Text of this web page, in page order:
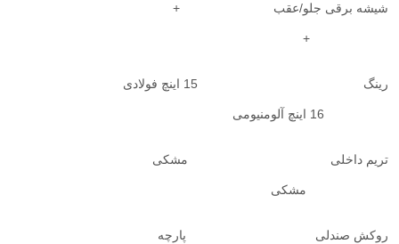
شیشه برقی جلو/عقب +
+
رینگ 15 اینچ فولادی
تریم داخلی مشکی
مشکی
روکش صندلی پارچه